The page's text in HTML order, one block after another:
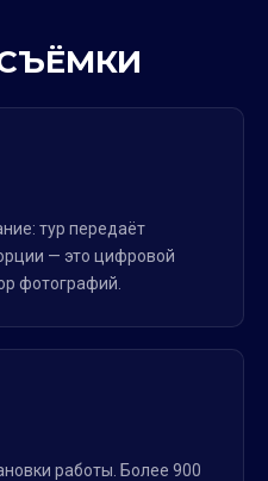
тур передаёт
— это цифровой
фотографий.
работы. Более 900